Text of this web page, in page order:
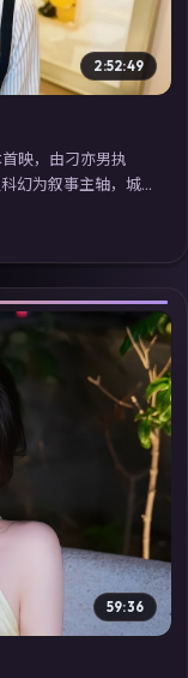
2:52:49
映，由刁亦男执
幻为叙事主轴，城
乐强化地域气质；
看」延展检索同类
59:36